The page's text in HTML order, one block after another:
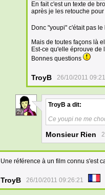
En fait c'est un texte de
après je les retouche
Donc "youpi" c'était pas le
Mais de toutes façons là
Est-ce qu'elle éprouve
Bonnes questions
TroyB 26/10/2011
29
TroyB a dit:
Ce youpi ne me
Monsieur Rien
Une référence à un film connu s'est
TroyB 26/10/2011 09:26:21